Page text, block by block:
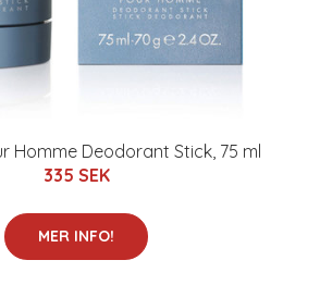
Homme Deodorant Stick, 75 ml
335 SEK
MER INFO!